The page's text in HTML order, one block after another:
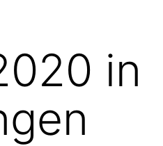
in